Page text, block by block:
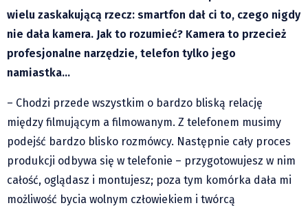
Wywiady
Rodziny wielodzietne
Nauka
Młodzi
Szkoły podstawowe
Szkoły średnie
Studia
Klub Podróżnika ZA OKNEM
Sport
wielu zaskakującą rzecz: smartfon dał ci to, czego nigdy
nie dała kamera. Jak to rozumieć? Kamera to przecież
profesjonalne narzędzie, telefon tylko jego
namiastka…
– Chodzi przede wszystkim o bardzo bliską relację
między filmującym a filmowanym. Z telefonem musimy
podejść bardzo blisko rozmówcy. Następnie cały proces
produkcji odbywa się w telefonie – przygotowujesz w nim
całość, oglądasz i montujesz; poza tym komórka dała mi
możliwość bycia wolnym człowiekiem i twórcą